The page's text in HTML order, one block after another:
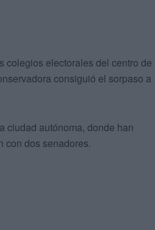
colegios electorales del centro de
consiguió el sorpaso a
ciudad autónoma, donde han
con dos senadores.